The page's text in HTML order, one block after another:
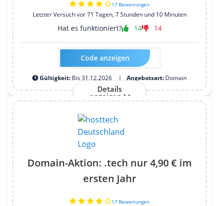
17 Bewertungen
Letzter Versuch vor 71 Tagen, 7 Stunden und 10 Minuten
Hat es funktioniert? 14 14
Kein Code erforderlich
Code anzeigen
Gültigkeit: Bis 31.12.2026 Angebotsart: Domain
Details
anzeigen
Domain-Aktion: .tech nur 4,90 € im
ersten Jahr
17 Bewertungen